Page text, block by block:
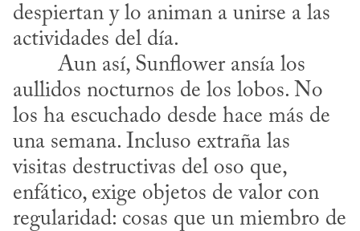
despiertan y lo animan a unirse a las
actividades del día.
aullidos nocturnos de los lobos. No
los ha escuchado desde hace más de
una semana. Incluso extraña las
visitas destructivas del oso que,
enfático, exige objetos de valor con
regularidad: cosas que un miembro de